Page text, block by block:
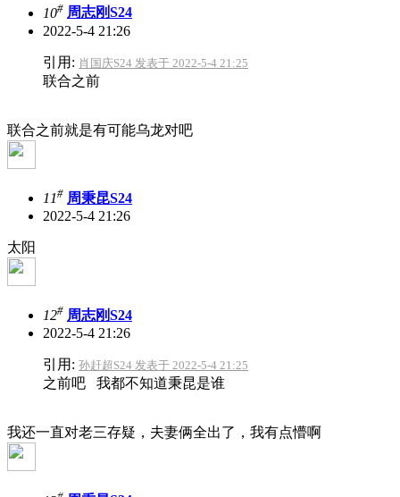
10# 周志刚S24
2022-5-4 21:26
引用: 肖国庆S24 发表于 2022-5-4 21:25
联合之前
联合之前就是有可能乌龙对吧
11# 周秉昆S24
2022-5-4 21:26
太阳
12# 周志刚S24
2022-5-4 21:26
引用: 孙赶超S24 发表于 2022-5-4 21:25
之前吧 我都不知道秉昆是谁
我还一直对老三存疑，夫妻俩全出了，我有点懵啊